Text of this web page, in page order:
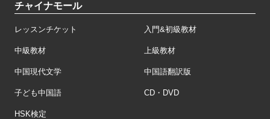
チャイナモール
レッスンチケット 入門&初級教材
中級教材 上級教材
中国現代文学 中国語翻訳版
子ども中国語 CD・DVD
HSK検定